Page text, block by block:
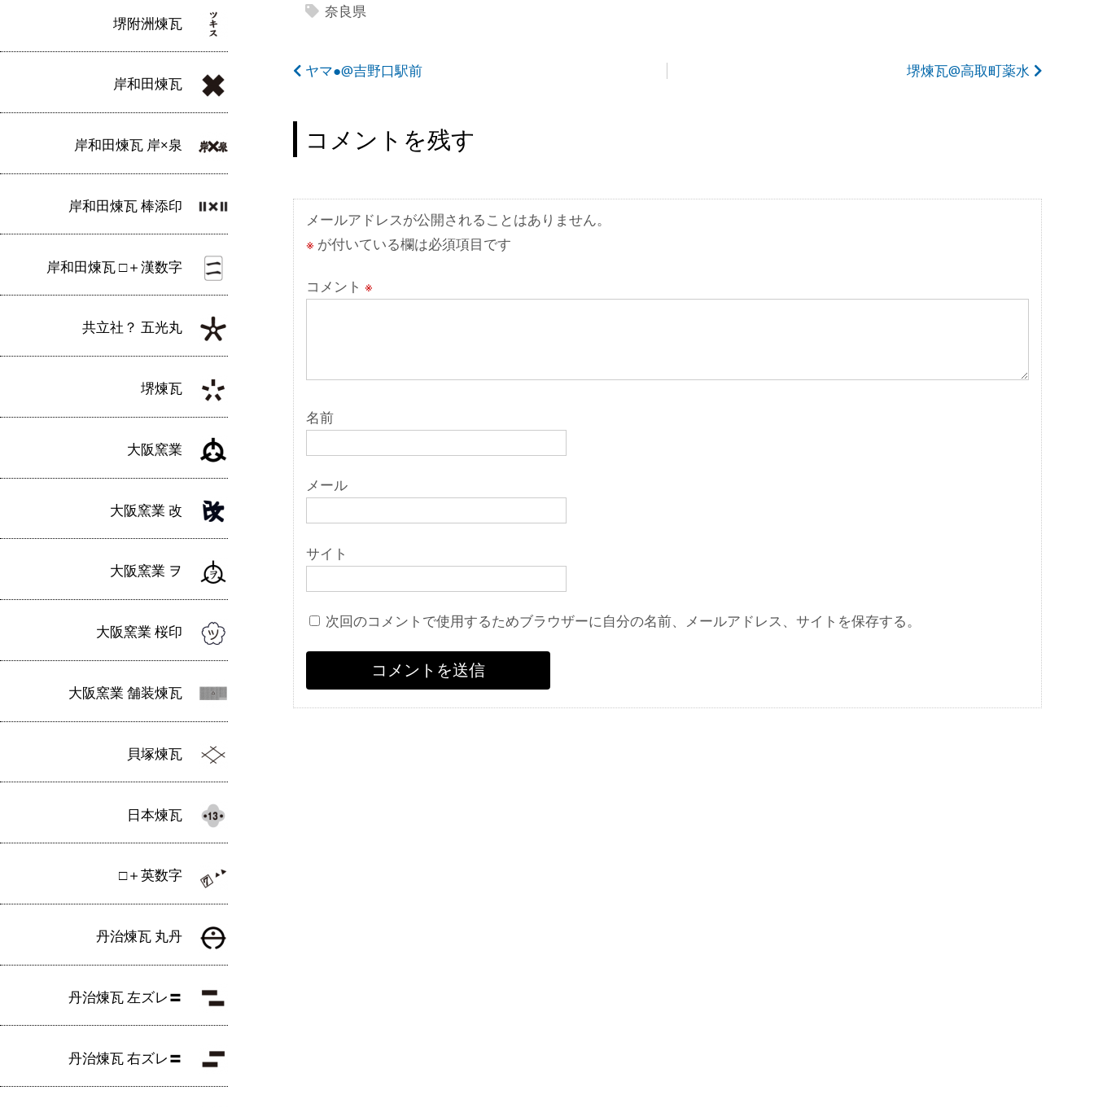
堺附洲煉瓦
岸和田煉瓦
岸和田煉瓦 岸×泉
岸和田煉瓦 棒添印
岸和田煉瓦 □＋漢数字
共立社？ 五光丸
堺煉瓦
大阪窯業
大阪窯業 改
大阪窯業 ヲ
大阪窯業 桜印
大阪窯業 舗装煉瓦
貝塚煉瓦
日本煉瓦
□＋英数字
丹治煉瓦 丸丹
丹治煉瓦 左ズレ〓
丹治煉瓦 右ズレ〓
奈良県
投
ナ
ビ
ゲ
ー
シ
ョ
ン
堺煉瓦@高取町薬水
ヤマ●@吉野口駅前
コメントを残す
メールアドレスが公開されることはありません。
※ が付いている欄は必須項目です
コメント ※
名前
メール
サイト
次回のコメントで使用するためブラウザーに自分の名前、メールアドレス、サイトを保存する。